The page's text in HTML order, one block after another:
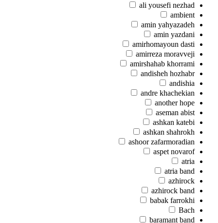
ali yousefi nezhad
ambient
amin yahyazadeh
amin yazdani
amirhomayoun dasti
amirreza moravveji
amirshahab khorrami
andisheh hozhabr
andishia
andre khachekian
another hope
aseman abist
ashkan katebi
ashkan shahrokh
ashoor zafarmoradian
aspet novarof
atria
atria band
azhirock
azhirock band
babak farrokhi
Bach
baramant band